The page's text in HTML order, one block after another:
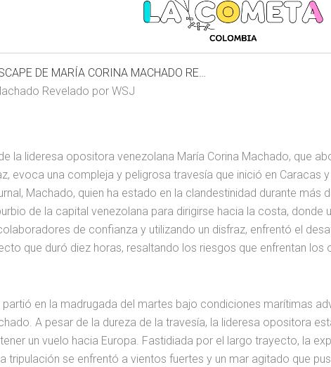
PLAN DE ESCAPE DE MARÍA CORINA MACHADO REVELADO POR WSJ
Revelado por WSJ
la lideresa opositora venezolana María Corina Machado, que
evoca una compleja y peligrosa travesía que inició en Caracas
Machado, quien ha estado en la clandestinidad durante más
de la capital venezolana para dirigirse hacia la costa, donde
de confianza y utilizando un disfraz, enfrentó el
que duró diez horas, resaltando los riesgos que enfrentan los
partió en la madrugada del martes bajo condiciones marítimas
A pesar de la dureza de la travesía, la lideresa opositora
un vuelo hacia Europa. Fastidiada por el largo trayecto, la
tripulación se enfrentó a vientos fuertes y un mar agitado que